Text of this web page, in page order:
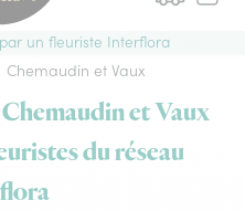
un fleuriste Interflora
Chemaudin et Vaux
et Vaux
du réseau